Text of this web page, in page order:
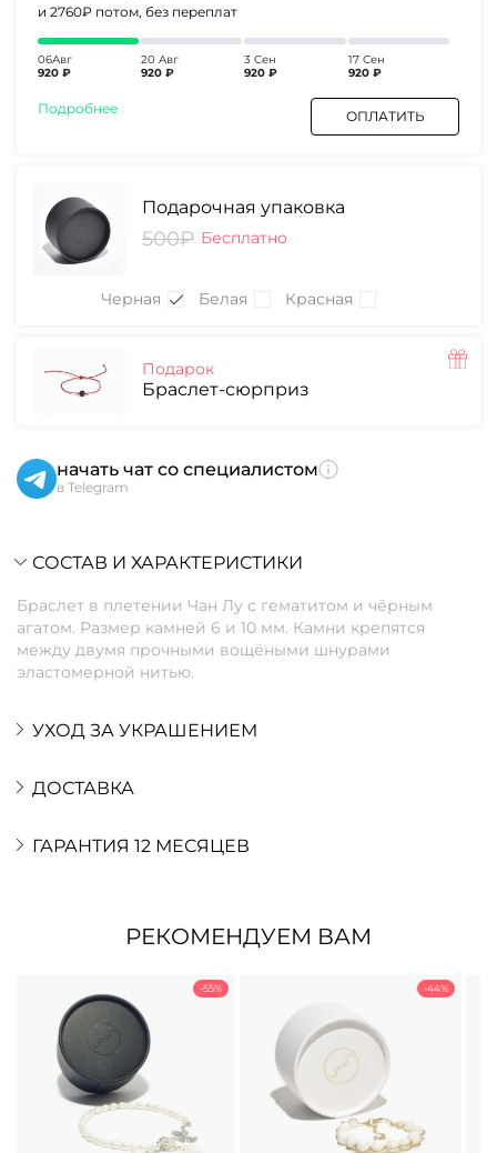
и 2760₽ потом, без переплат
06Авг
920 ₽
20 Авг
920 ₽
3 Сен
920 ₽
17 Сен
920 ₽
Подробнее ОПЛАТИТЬ
Подарочная упаковка
500₽ Бесплатно
Черная Белая Красная
Подарок
Браслет-сюрприз
начать чат со специалистом
в Telegram
СОСТАВ И ХАРАКТЕРИСТИКИ
Браслет в плетении Чан Лу с гематитом и чёрным
агатом. Размер камней 6 и 10 мм. Камни крепятся
между двумя прочными вощёными шнурами
эластомерной нитью.
УХОД ЗА УКРАШЕНИЕМ
ДОСТАВКА
ГАРАНТИЯ 12 МЕСЯЦЕВ
РЕКОМЕНДУЕМ ВАМ
-55% -44%